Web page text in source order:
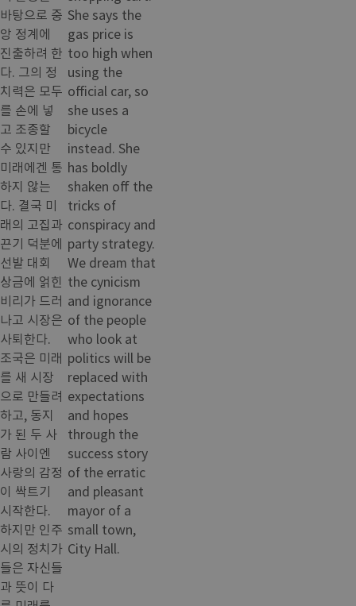
바탕으로 중
앙 정계에
진출하려 한
다. 그의 정
치력은 모두
를 손에 넣
고 조종할
수 있지만
미래에겐 통
하지 않는
다. 결국 미
래의 고집과
끈기 덕분에
선발 대회
상금에 얽힌
비리가 드러
나고 시장은
사퇴한다.
조국은 미래
를 새 시장
으로 만들려
하고, 동지
가 된 두 사
람 사이엔
사랑의 감정
이 싹트기
시작한다.
하지만 인주
시의 정치가
들은 자신들
과 뜻이 다
She says the
gas price is
too high when
using the
official car, so
she uses a
bicycle
instead. She
has boldly
shaken off the
tricks of
conspiracy and
party strategy.
We dream that
the cynicism
and ignorance
of the people
who look at
politics will be
replaced with
expectations
and hopes
through the
success story
of the erratic
and pleasant
mayor of a
small town,
City Hall.